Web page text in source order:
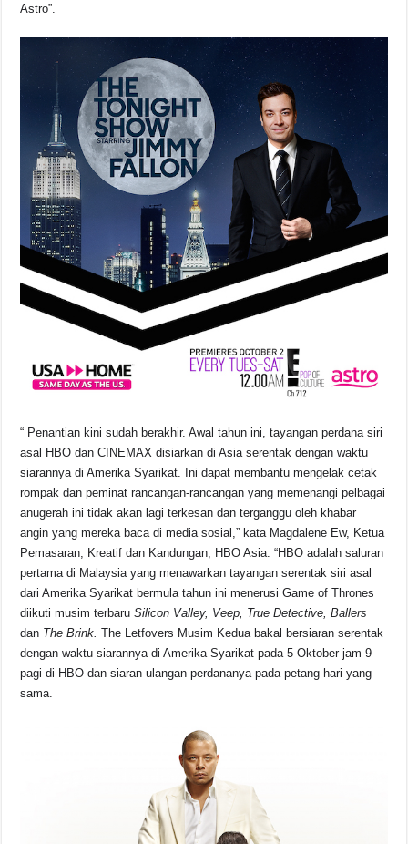
Astro”.
“ Penantian kini sudah berakhir. Awal tahun ini, tayangan perdana siri
asal HBO dan CINEMAX disiarkan di Asia serentak dengan waktu
siarannya di Amerika Syarikat. Ini dapat membantu mengelak cetak
rompak dan peminat rancangan-rancangan yang memenangi pelbagai
anugerah ini tidak akan lagi terkesan dan terganggu oleh khabar
angin yang mereka baca di media sosial,” kata Magdalene Ew, Ketua
Pemasaran, Kreatif dan Kandungan, HBO Asia. “HBO adalah saluran
pertama di Malaysia yang menawarkan tayangan serentak siri asal
dari Amerika Syarikat bermula tahun ini menerusi Game of Thrones
diikuti musim terbaruSilicon Valley, Veep, True Detective, Ballers
dan The Brink. The Letfovers Musim Kedua bakal bersiaran serentak
dengan waktu siarannya di Amerika Syarikat pada 5 Oktober jam 9
pagi di HBO dan siaran ulangan perdananya pada petang hari yang
sama.